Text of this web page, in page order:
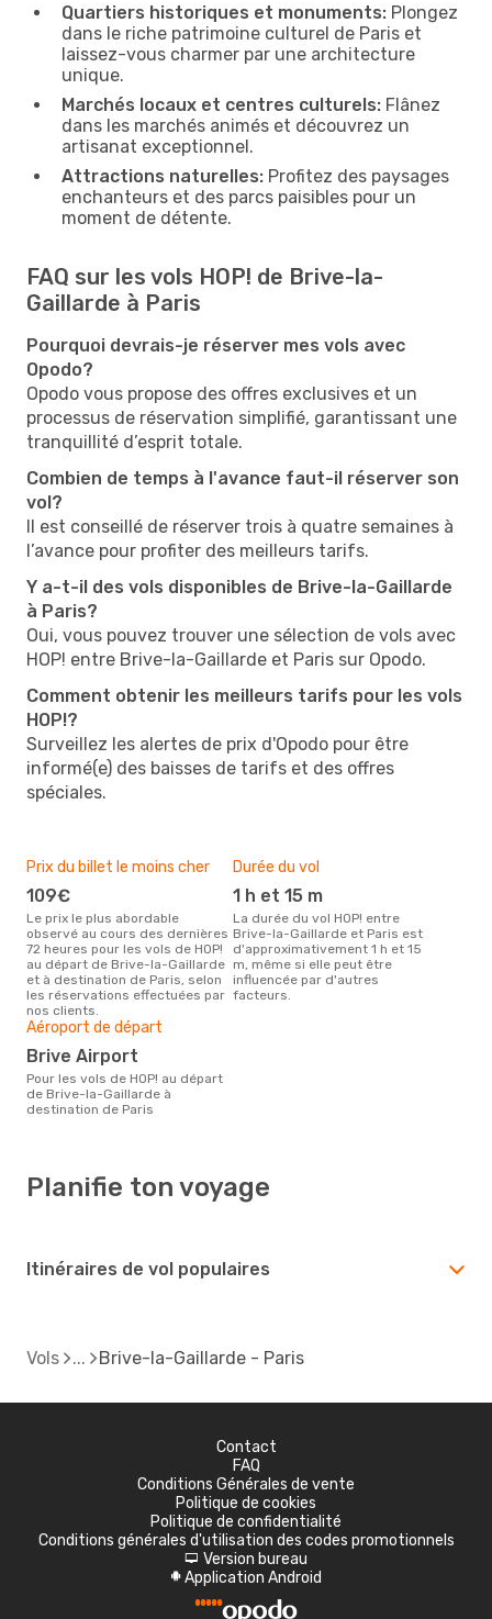
Quartiers historiques et monuments: Plongez
dans le riche patrimoine culturel de Paris et
laissez-vous charmer par une architecture
unique.
Marchés locaux et centres culturels: Flânez
dans les marchés animés et découvrez un
artisanat exceptionnel.
Attractions naturelles: Profitez des paysages
enchanteurs et des parcs paisibles pour un
moment de détente.
FAQ sur les vols HOP! de Brive-la-
Gaillarde à Paris
Pourquoi devrais-je réserver mes vols avec
Opodo?
Opodo vous propose des offres exclusives et un
processus de réservation simplifié, garantissant une
tranquillité d’esprit totale.
Combien de temps à l'avance faut-il réserver son
vol?
Il est conseillé de réserver trois à quatre semaines à
l’avance pour profiter des meilleurs tarifs.
Y a-t-il des vols disponibles de Brive-la-Gaillarde
à Paris?
Oui, vous pouvez trouver une sélection de vols avec
HOP! entre Brive-la-Gaillarde et Paris sur Opodo.
Comment obtenir les meilleurs tarifs pour les vols
HOP!?
Surveillez les alertes de prix d'Opodo pour être
informé(e) des baisses de tarifs et des offres
spéciales.
Prix du billet le moins cher
109€
Le prix le plus abordable
observé au cours des dernières
72 heures pour les vols de HOP!
au départ de Brive-la-Gaillarde
et à destination de Paris, selon
les réservations effectuées par
nos clients.
Durée du vol
1 h et 15 m
La durée du vol HOP! entre
Brive-la-Gaillarde et Paris est
d'approximativement 1 h et 15
m, même si elle peut être
influencée par d'autres
facteurs.
Aéroport de départ
Brive Airport
Pour les vols de HOP! au départ
de Brive-la-Gaillarde à
destination de Paris
Planifie ton voyage
Itinéraires de vol populaires
Vols Brive-la-Gaillarde - Paris
Contact
FAQ
Conditions Générales de vente
Politique de cookies
Politique de confidentialité
Conditions générales d'utilisation des codes promotionnels
d Version bureau
A Application Android